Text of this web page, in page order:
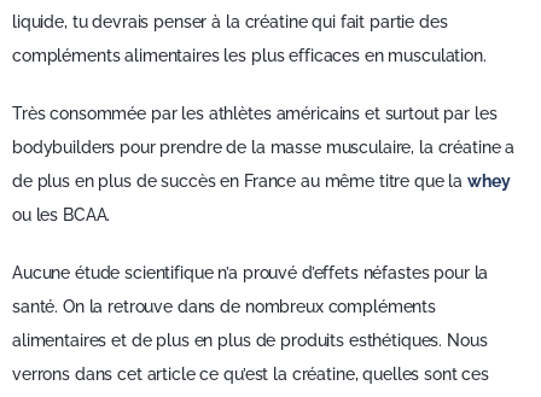
liquide, tu devrais penser à la créatine qui fait partie des
compléments alimentaires les plus efficaces en musculation.
Très consommée par les athlètes américains et surtout par les
bodybuilders pour prendre de la masse musculaire, la créatine a
de plus en plus de succès en France au même titre que lawhey
ou les BCAA.
Aucune étude scientifique n’a prouvé d’effets néfastes pour la
santé. On la retrouve dans de nombreux compléments
alimentaires et de plus en plus de produits esthétiques. Nous
verrons dans cet article ce qu’est la créatine, quelles sont ces